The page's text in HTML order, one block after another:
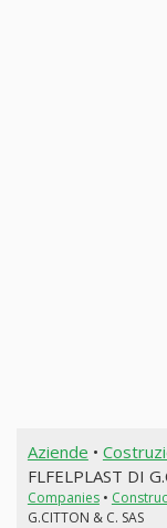
Aziende •
FLFELPLAST DI
Companies•
G.CITTON & C. SAS